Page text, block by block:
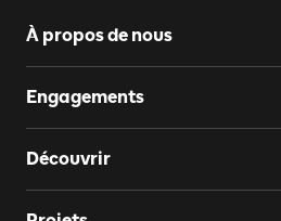
À propos de nous
Engagements
Découvrir